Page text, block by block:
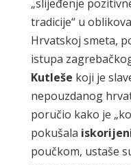
„slijeđenje
tradicije“ u
Hrvatskoj smeta,
istupa
Kutleše koji je
nepouzdanog
poručio kako je
pokušala
poučkom, ustaše